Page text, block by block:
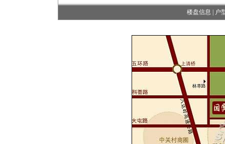
楼盘信息 户